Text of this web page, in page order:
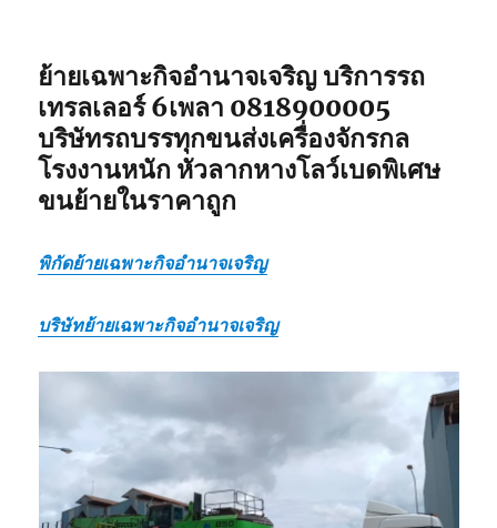
ย้ายเฉพาะกิจอำนาจเจริญบริการรถ
เทรลเลอร์ 6เพลา 0818900005
บริษัทรถบรรทุกขนส่งเครื่องจักรกล
โรงงานหนัก หัวลากหางโลว์เบดพิเศษ
ขนย้ายในราคาถูก
พิกัดย้ายเฉพาะกิจอำนาจเจริญ
บริษัทย้ายเฉพาะกิจอำนาจเจริญ